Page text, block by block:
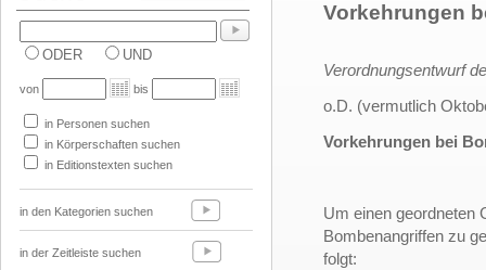
ODER UND
von bis
in Personen suchen
in Körperschaften suchen
in Editionstexten suchen
in den Kategorien suchen
in der Zeitleiste suchen
Vorkehrungen
Verordnungsentwurf
o.D. (vermutlich
Vorkehrungen bei
Um einen geordneten
Bombenangriffen zu
folgt: